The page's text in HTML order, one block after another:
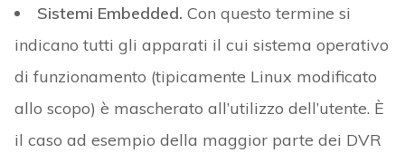
Sistemi Embedded. Con questo termine si
indicano tutti gli apparati il cui sistema operativo
di funzionamento (tipicamente Linux modificato
allo scopo) è mascherato all’utilizzo dell’utente. È
il caso ad esempio della maggior parte dei DVR